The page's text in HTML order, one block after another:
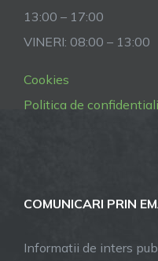
13:00 – 17:00
VINERI: 08:00 – 13:00
Cookies
Politica de
COMUNICARI PRIN
Informatii de inters